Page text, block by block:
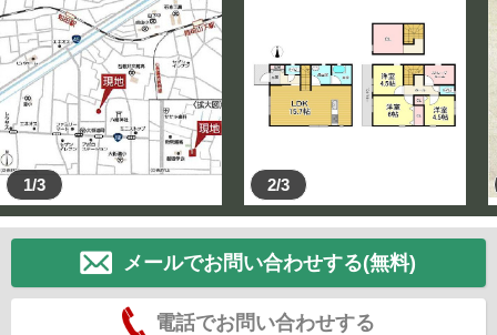
1/3 2/3
メールでお問い合わせする(無料)
電話でお問い合わせする